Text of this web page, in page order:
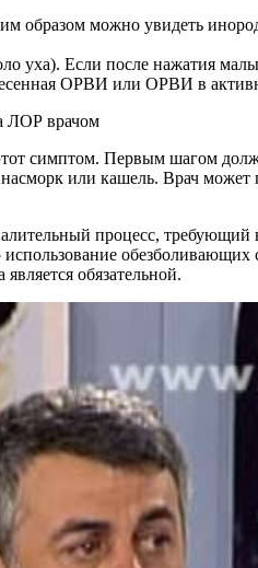
образом можно увидеть
уха). Если после нажатия
ОРВИ или ОРВИ в
симптом. Первым шагом
или кашель. Врач
процесс,
обязательной.